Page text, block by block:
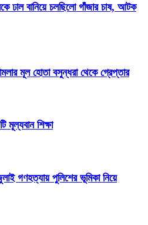
ঢাল বানিয়ে চলছিলো গাঁজার চাষ, আটক
মূল হোতা বসুন্ধরা থেকে গ্রেপ্তার
মূল্যবান শিক্ষা
গণহত্যায় পুলিশের ভূমিকা নিয়ে